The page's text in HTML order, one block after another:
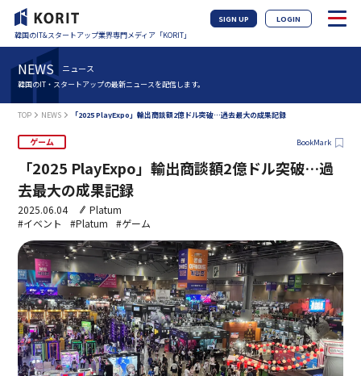
韓国のIT&スタートアップ業界専門メディア「KORIT」
SIGN UP LOGIN
NEWS ニュース
韓国のIT・スタートアップの最新ニュースを配信します。
TOP NEWS 「2025 PlayExpo」輸出商談額2億ドル突破…過去最大の成果記録
ゲーム BookMark
「2025 PlayExpo」輸出商談額2億ドル突破…過
去最大の成果記録
2025.06.04
Platum
#イベント
#Platum #ゲーム